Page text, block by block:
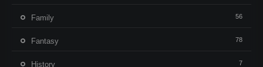
Family 56
Fantasy 78
History 7